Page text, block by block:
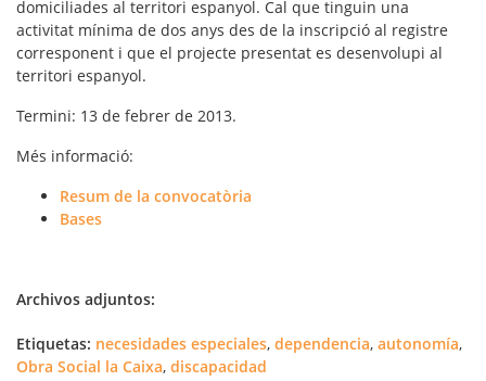
domiciliades al territori espanyol. Cal que tinguin una
activitat mínima de dos anys des de la inscripció al registre
corresponent i que el projecte presentat es desenvolupi al
territori espanyol.
Termini: 13 de febrer de 2013.
Més informació:
Resum de la convocatòria
Bases
Archivos adjuntos:
Etiquetas: necesidades especiales, dependencia, autonomía,
Obra Social la Caixa, discapacidad